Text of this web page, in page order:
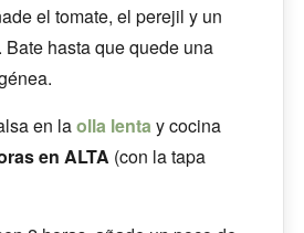
el tomate, el perejil y un
Bate hasta que quede una
en laolla lentay cocina
en ALTA (con la tapa